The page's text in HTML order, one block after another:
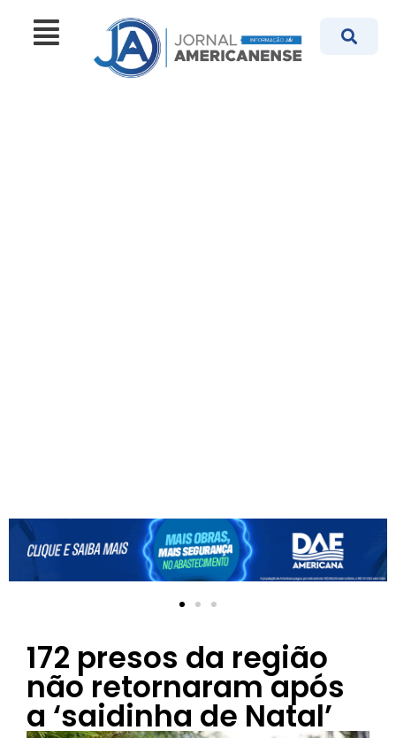
172 presos da região
não retornaram após
a ‘saidinha de Natal’